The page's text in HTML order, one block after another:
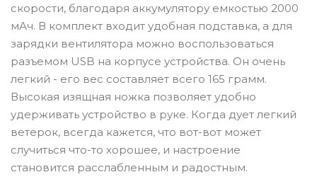
скорости, благодаря аккумулятору емкостью 2000
мАч. В комплект входит удобная подставка, а для
зарядки вентилятора можно воспользоваться
разъемом USB на корпусе устройства. Он очень
легкий - его вес составляет всего 165 грамм.
Высокая изящная ножка позволяет удобно
удерживать устройство в руке. Когда дует легкий
ветерок, всегда кажется, что вот-вот может
случиться что-то хорошее, и настроение
становится расслабленным и радостным.